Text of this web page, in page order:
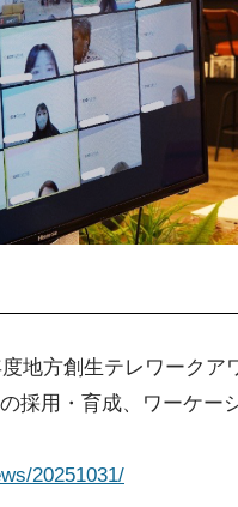
地方創生テレワーク
採用・育成、ワーケー
20251031/